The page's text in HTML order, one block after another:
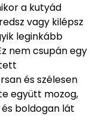
a kutyád
vagy kilépsz
leginkább
nem csupán egy
és szélesen
együtt mozog,
boldogan lát